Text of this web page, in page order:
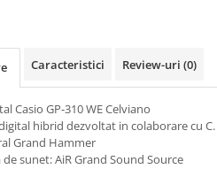
si
sisteme
Caracteristici Review-uri (0)
Casio GP-310 WE Celviano
hibrid dezvoltat in colaborare cu
Grand Hammer
de sunet: AiR Grand Sound Source